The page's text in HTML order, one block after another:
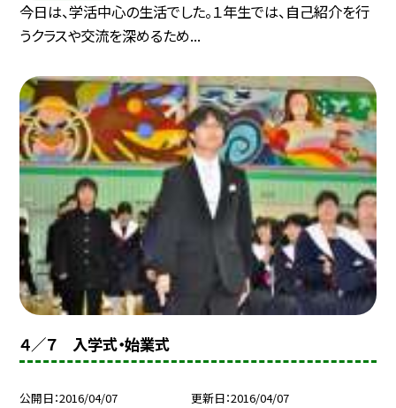
今日は、学活中心の生活でした。１年生では、自己紹介を行
うクラスや交流を深めるため...
４／７ 入学式・始業式
公開日 2016/04/07 更新日 2016/04/07